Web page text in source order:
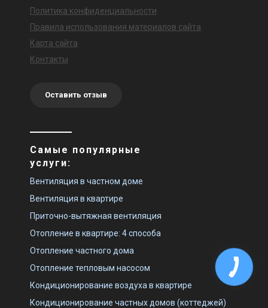
Политика конфиденциальности
Правила использования материалов сайта
Карта сайта
Контакты
Оставить отзыв
Самые популярные
услуги:
Вентиляция в частном доме
Вентиляция в квартире
Приточно-вытяжная вентиляция
Отопление в квартире: 4 способа
Отопление частного дома
Отопление тепловым насосом
Кондиционирование воздуха в квартире
Кондиционирование частных домов (коттеджей)